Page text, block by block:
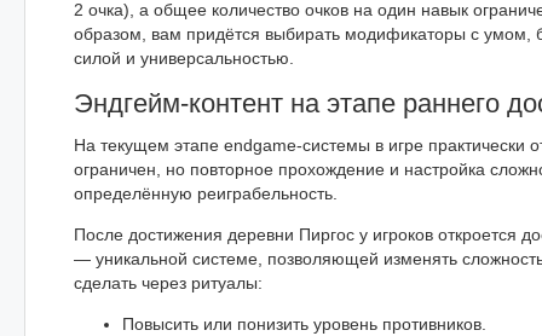
2 очка), а общее количество очков на один навык
образом, вам придётся выбирать модификаторы с умом,
силой и универсальностью.
Эндгейм-контент на этапе раннего
На текущем этапе endgame-системы в игре практически
ограничен, но повторное прохождение и настройка
определённую реиграбельность.
После достижения деревни Пиргос у игроков откроется
— уникальной системе, позволяющей изменять
сделать через ритуалы:
Повысить или понизить уровень противников.